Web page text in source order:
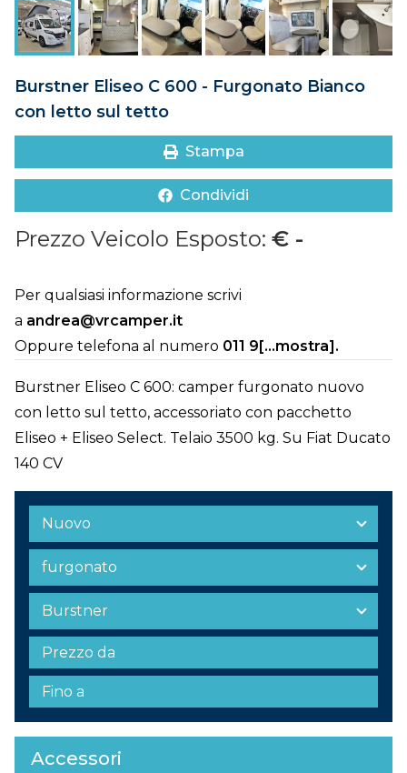
DOVE SIAMO
CONTATTI
Burstner Eliseo C 600 - Furgonato Bianco
con letto sul tetto
Stampa
Condividi
Prezzo Veicolo Esposto: € -
Per qualsiasi informazione scrivi
a andrea@vrcamper.it
Oppure telefona al numero 011 9[...mostra].
Burstner Eliseo C 600: camper furgonato nuovo
con letto sul tetto, accessoriato con pacchetto
Eliseo + Eliseo Select. Telaio 3500 kg. Su Fiat Ducato
140 CV
Accessori